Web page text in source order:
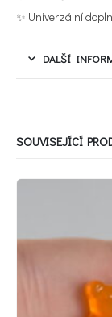
✨ Univerzální
DALŠÍ
SOUVISEJÍCÍ